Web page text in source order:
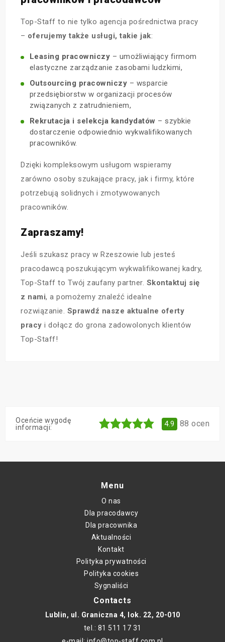
Top-Staff to nie tylko agencja pośrednictwa pracy
– oferujemy także usługi, takie jak:
Leasing pracowniczy – umożliwiający firmom
elastyczne zarządzanie zasobami ludzkimi,
Outsourcing pracowniczy – wsparcie
przedsiębiorstw w organizacji procesów
związanych z zatrudnieniem,
Rekrutacja i selekcja kandydatów – szybkie
dostarczenie odpowiednio wykwalifikowanych
pracowników.
Dzięki kompleksowym usługom wspieramy
zarówno osoby szukające pracy, jak i firmy, które
potrzebują solidnych i zmotywowanych
pracowników.
Zapraszamy!
Jeśli szukasz pracy w Rzeszowie lub jesteś
pracodawcą poszukującym wykwalifikowanej kadry,
Top-Staff to Twój zaufany partner. Skontaktuj się
z nami, a pomożemy znaleźć idealne
rozwiązanie. Sprawdź nasze aktualne oferty
pracy i dołącz do grona zadowolonych klientów
Top-Staff!
Oceńcie wygodę
informacji:
4.9 88 ocen
Menu
O nas
Dla pracodawcy
Dla pracownika
Aktualności
Kontakt
Polityka prywatności
Polityka cookies
Sygnaliści
Contacts
Lublin, ul. Graniczna 4, lok. 22, 20-010
tel.: 81 511 17 31